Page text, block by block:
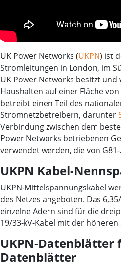
UK Power Networks (UKPN) ist
Stromleitungen in London, im
UK Power Networks besitzt
Haushalten auf einer Fläche
betreibt einen Teil des
Stromnetzbetreibern, darunter
Verbindung zwischen dem
Power Networks betriebenen
verwendet werden, die von
UKPN Kabel-
UKPN-Mittelspannungskabel
des Netzes angeboten. Das
einzelne Adern sind für die
19/33-kV-Kabel mit der
UKPN-Datenblätter
Datenblätter